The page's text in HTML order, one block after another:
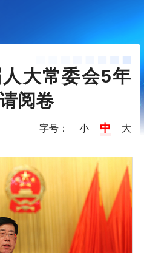
大常委会5年
阅卷
字号： 小 中 大